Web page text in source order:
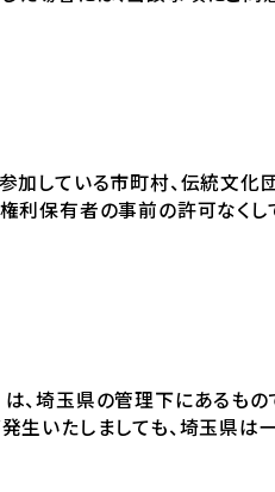
加している市町村、伝統文化
利保有者の事前の許可なくし
、埼玉県の管理下にあるもの
生いたしましても、埼玉県は